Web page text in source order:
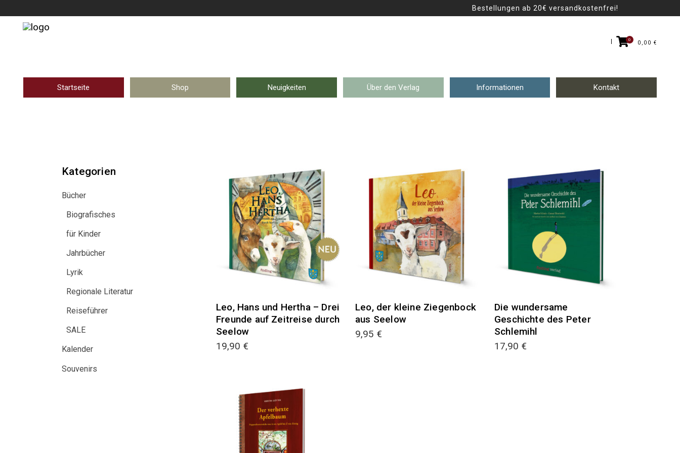
Bestellungen ab 20€ versandkostenfrei!
0
0,00 €
Startseite Shop Neuigkeiten Über den Verlag Informationen Kontakt
Leo, Hans und Hertha – Drei
Freunde auf Zeitreise durch
Seelow
19,90 €
Leo, der kleine Ziegenbock
aus Seelow
9,95 €
Die wundersame
Geschichte des Peter
Schlemihl
17,90 €
Kategorien
Bücher
Biografisches
für Kinder
Jahrbücher
Lyrik
Regionale Literatur
Reiseführer
SALE
Kalender
Souvenirs